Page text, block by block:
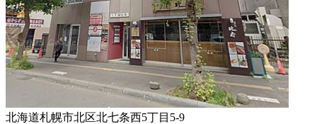
北海道札幌市北区北七条西5丁目5-9